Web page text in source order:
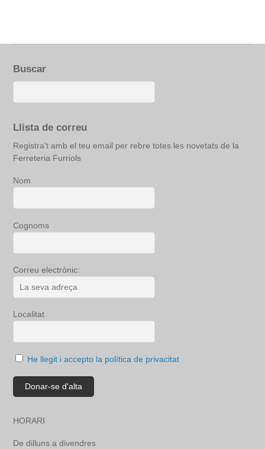
Buscar
Llista de correu
Registra't amb el teu email per rebre totes les novetats de la
Ferreteria Furriols
Nom
Cognoms
Correu electrònic:
Localitat
He llegit i accepto la política de privacitat
HORARI
De dilluns a divendres